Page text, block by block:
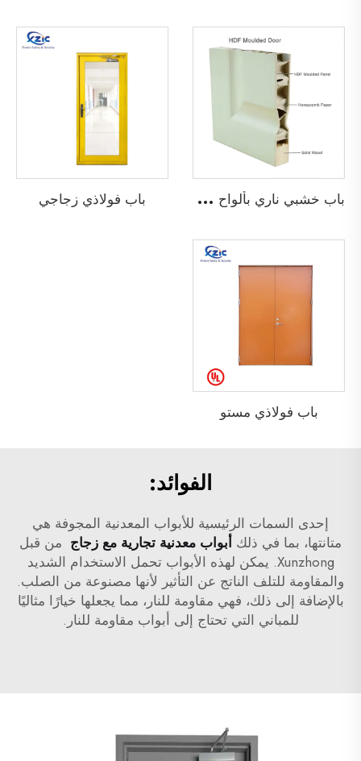
ب
اب خشبي ناري بألواح مرتفعة باب فولاذي زجاجي
باب فولاذي مستوٍ
الفوائد:
إحدى السمات الرئيسية للأبواب المعدنية المجوفة هي
متانتها، بما في ذلك أبواب معدنية تجارية مع زجاج من قبل
Xunzhong. يمكن لهذه الأبواب تحمل الاستخدام الشديد
والمقاومة للتلف الناتج عن التأثير لأنها مصنوعة من الصلب.
بالإضافة إلى ذلك، فهي مقاومة للنار، مما يجعلها خيارًا مثاليًا
للمباني التي تحتاج إلى أبواب مقاومة للنار.